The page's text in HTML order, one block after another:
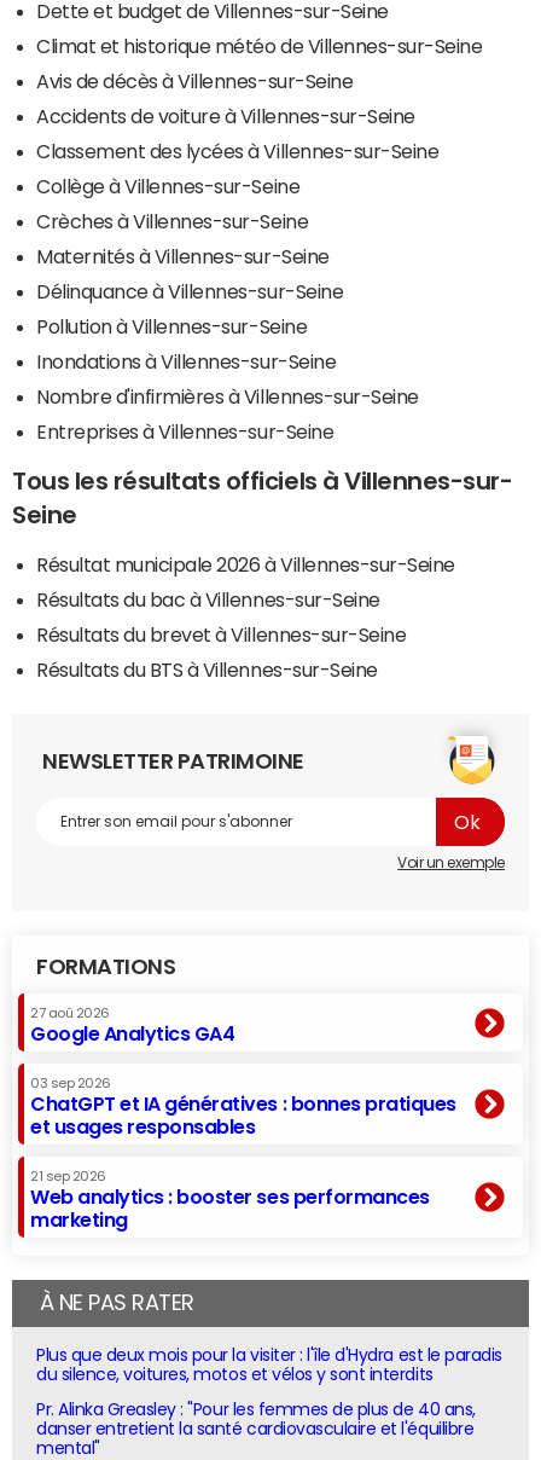
Dette et budget de Villennes-sur-Seine
Climat et historique météo de Villennes-sur-Seine
Avis de décès à Villennes-sur-Seine
Accidents de voiture à Villennes-sur-Seine
Classement des lycées à Villennes-sur-Seine
Collège à Villennes-sur-Seine
Crèches à Villennes-sur-Seine
Maternités à Villennes-sur-Seine
Délinquance à Villennes-sur-Seine
Pollution à Villennes-sur-Seine
Inondations à Villennes-sur-Seine
Nombre d'infirmières à Villennes-sur-Seine
Entreprises à Villennes-sur-Seine
Tous les résultats officiels à Villennes-sur-
Seine
Résultat municipale 2026 à Villennes-sur-Seine
Résultats du bac à Villennes-sur-Seine
Résultats du brevet à Villennes-sur-Seine
Résultats du BTS à Villennes-sur-Seine
NEWSLETTER PATRIMOINE
Voir un exemple
FORMATIONS
27 aoû 2026
Google Analytics GA4
03 sep 2026
ChatGPT et IA génératives : bonnes pratiques
et usages responsables
21 sep 2026
Web analytics : booster ses performances
marketing
À NE PAS RATER
Plus que deux mois pour la visiter : l'île d'Hydra est le paradis
du silence, voitures, motos et vélos y sont interdits
Pr. Alinka Greasley : "Pour les femmes de plus de 40 ans,
danser entretient la santé cardiovasculaire et l'équilibre
mental"